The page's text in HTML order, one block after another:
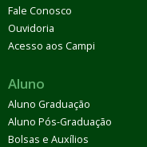
Fale Conosco
Ouvidoria
Acesso aos Campi
Aluno
Aluno Graduação
Aluno Pós-Graduação
Bolsas e Auxílios